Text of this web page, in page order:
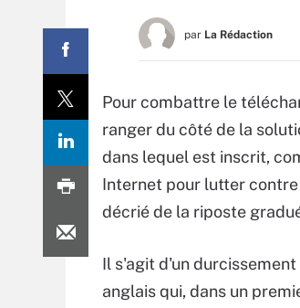
par La Rédaction
Pour combattre le
ranger du côté de la
dans lequel est inscrit,
Internet pour lutter
décrié de la riposte
Il s'agit d'un
anglais qui, dans un